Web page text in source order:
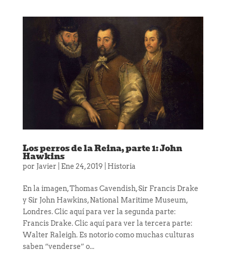
Los perros de la Reina, parte 1: John
Hawkins
por Javier Ene 24, 2019 Historia
En la imagen, Thomas Cavendish, Sir Francis Drake
y Sir John Hawkins, National Maritime Museum,
Londres. Clic aquí para ver la segunda parte:
Francis Drake. Clic aquí para ver la tercera parte:
Walter Raleigh. Es notorio como muchas culturas
saben “venderse” o...